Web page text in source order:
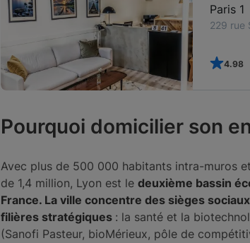
Paris 2
9 rue
4.99
Pourquoi domicilier son
Avec plus de 500 000 habitants intra-muros
de 1,4 million, Lyon est le deuxième bassin
France. La ville concentre des sièges
filières stratégiques : la santé et la
(Sanofi Pasteur, bioMérieux, pôle de